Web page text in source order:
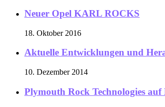
Neuer Opel KARL ROCKS
18. Oktober 2016
Aktuelle Entwicklungen und
10. Dezember 2014
Plymouth Rock Technologies